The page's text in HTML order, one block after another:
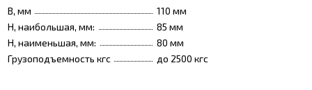
B, мм
110 мм
H, наибольшая, мм:
85 мм
H, наименьшая, мм:
80 мм
Грузоподъемность кгс
до 2500 кгс